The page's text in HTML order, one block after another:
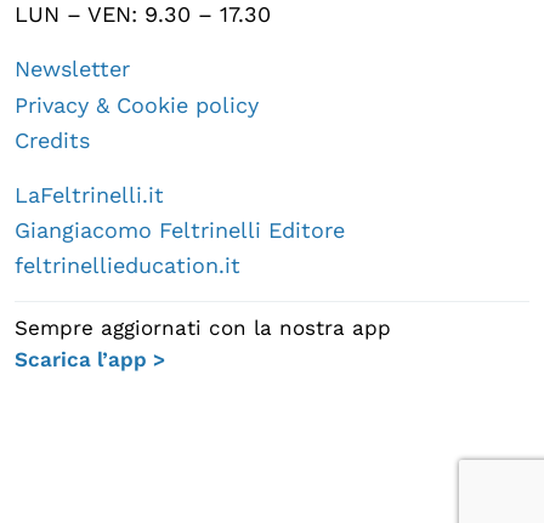
LUN – VEN: 9.30 – 17.30
Newsletter
Privacy & Cookie policy
Credits
LaFeltrinelli.it
Giangiacomo Feltrinelli Editore
feltrinellieducation.it
Sempre aggiornati con la nostra app
Scarica l’app >